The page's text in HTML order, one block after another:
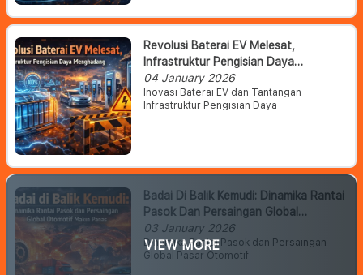
Revolusi Baterai EV Melesat,
Infrastruktur Pengisian Daya
Menghadang
04 January 2026
Inovasi Baterai EV dan Tantangan
Infrastruktur Pengisian Daya
Badai Di Balik Kemudi: Dinamika Rantai
Pasok Dan Persaingan Global
Otomotif Makin Panas
03 January 2026
Dinamika Rantai Pasok dan Persaingan
Global Pasar Otomotif
VIEW MORE